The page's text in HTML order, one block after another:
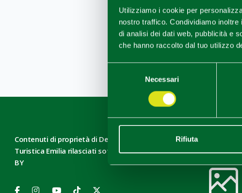
Utilizziamo i cookie per
nostro traffico. Condividiamo
di analisi dei dati web, pubblicità e
che hanno raccolto dal tuo utilizzo
Necessari
Rifiuta
RISALITA DEI
FIUME PO
Contenuti di proprietà di Destinazione
Turistica Emilia rilasciati sotto Licenza CC-
BY
Download